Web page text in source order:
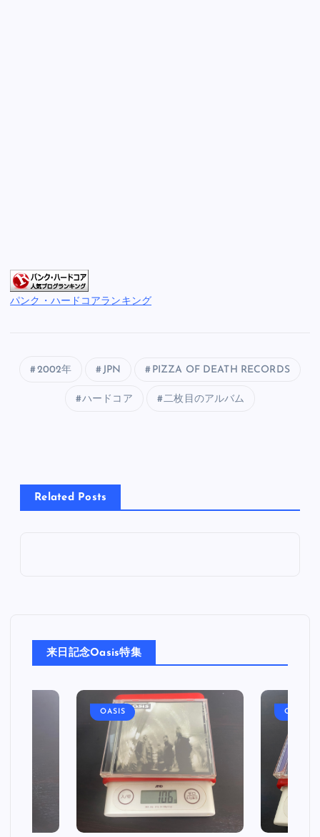
パンク・ハードコアランキング
2002年 JPN PIZZA OF DEATH RECORDS
ハードコア 二枚目のアルバム
Related Posts
来日記念Oasis特集
OASIS OASIS